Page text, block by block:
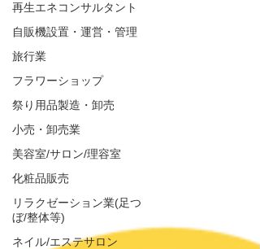
再生エネコンサルタント
自販機設置・運営・管理
旅行業
フラワーショップ
祭り用品製造・卸売
小売・卸売業
美容室/サロン/理容室
化粧品販売
リラクゼーション業(足つ
ぼ/整体等)
ネイル/エステサロン